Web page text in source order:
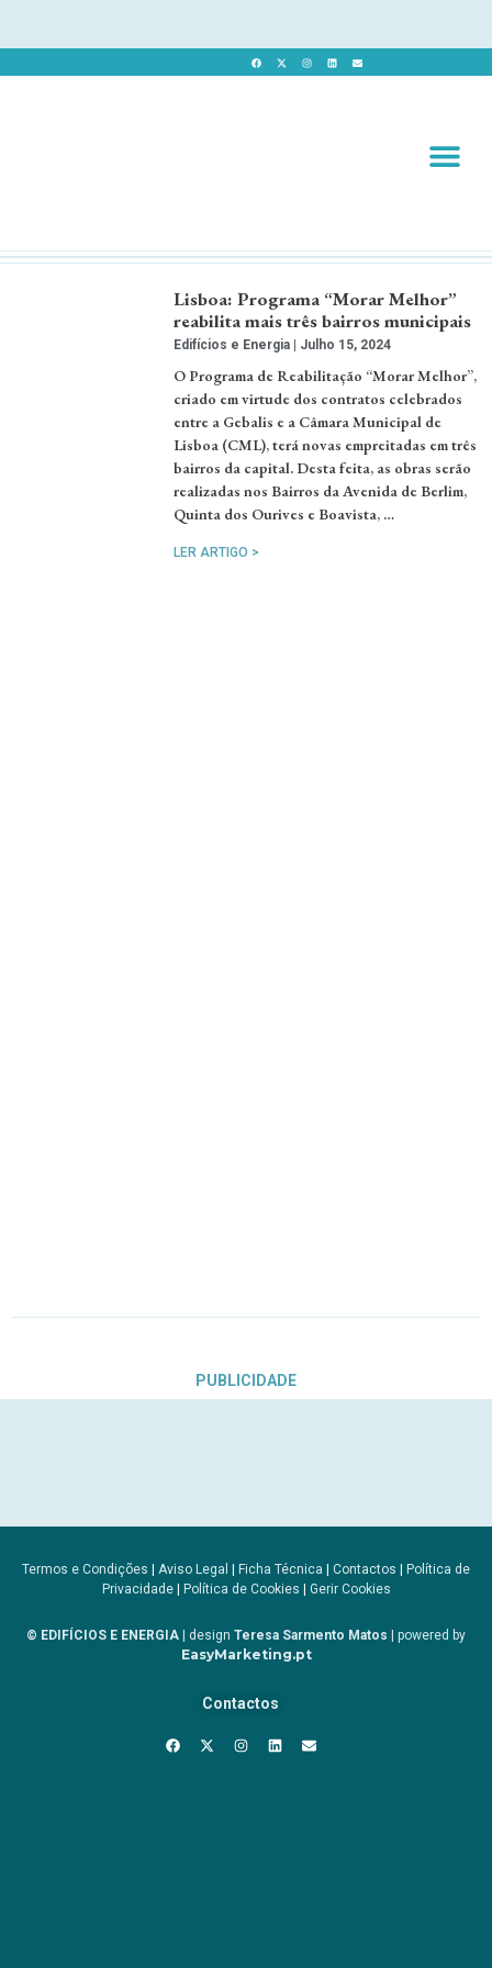
Lisboa: Programa “Morar Melhor”
reabilita mais três bairros municipais
Edifícios e Energia Julho 15, 2024
O Programa de Reabilitação “Morar Melhor”,
criado em virtude dos contratos celebrados
entre a Gebalis e a Câmara Municipal de
Lisboa (CML), terá novas empreitadas em três
bairros da capital. Desta feita, as obras serão
realizadas nos Bairros da Avenida de Berlim,
Quinta dos Ourives e Boavista, …
LER ARTIGO >
PUBLICIDADE
Termos e Condições | Aviso Legal | Ficha Técnica | Contactos | Política de
Privacidade| Política de Cookies | Gerir Cookies
© EDIFÍCIOS E ENERGIA | design Teresa Sarmento Matos | powered by
EasyMarketing.pt
Contactos